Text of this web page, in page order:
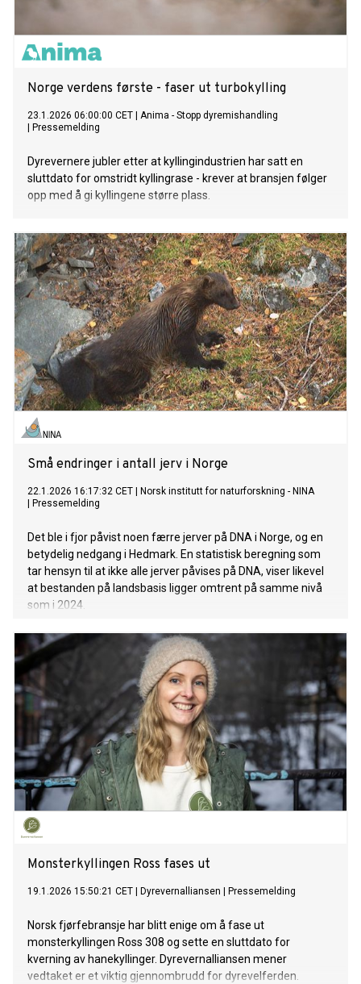
Norge verdens første - faser ut turbokylling
23.1.2026 06:00:00 CET
Anima - Stopp dyremishandling
Pressemelding
Dyrevernere jubler etter at kyllingindustrien har satt en
sluttdato for omstridt kyllingrase - krever at bransjen følger
opp med å gi kyllingene større plass.
Små endringer i antall jerv i Norge
22.1.2026 16:17:32 CET
Norsk institutt for naturforskning - NINA
Pressemelding
Det ble i fjor påvist noen færre jerver på DNA i Norge, og en
betydelig nedgang i Hedmark. En statistisk beregning som
tar hensyn til at ikke alle jerver påvises på DNA, viser likevel
at bestanden på landsbasis ligger omtrent på samme nivå
som i 2024.
Monsterkyllingen Ross fases ut
19.1.2026 15:50:21 CET Dyrevernalliansen Pressemelding
Norsk fjørfebransje har blitt enige om å fase ut
monsterkyllingen Ross 308 og sette en sluttdato for
kverning av hanekyllinger. Dyrevernalliansen mener
vedtaket er et viktig gjennombrudd for dyrevelferden.